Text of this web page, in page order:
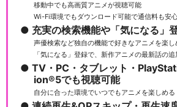
移動中でも高画質アニメが視聴可能
Wi-Fi環境でもダウンロード可能で通信料も安
充実の検索機能や「気になる」
声優検索など独自の機能で好きなアニメを楽し
「気になる」登録で、新作アニメの最新話の
TV・PC・タブレット・
ion®5でも視聴可能
自分に合った環境でいつでもアニメを楽しめる